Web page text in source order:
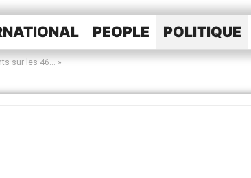
PEOPLE POLITIQUE
sur les 46… »